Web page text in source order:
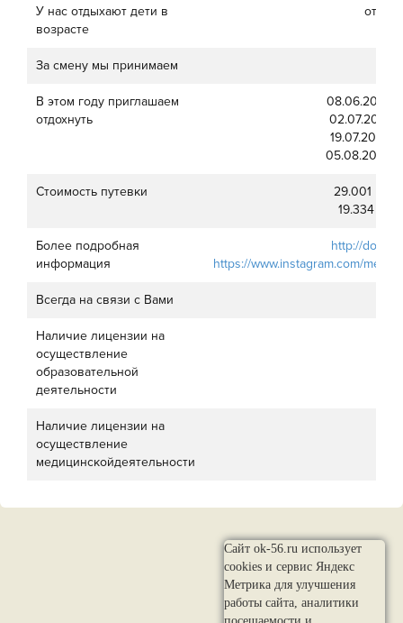
У нас отдыхают дети в
возрасте
от 6
За смену мы принимаем
В этом году приглашаем
отдохнуть
08.06.2026
02.07.2026
19.07.2026
05.08.2026
Стоимость путевки
29.001
19.334
Более подробная
информация
http://
https://www.instagram.com/
Всегда на связи с Вами
Наличие лицензии на
осуществление
образовательной
деятельности
Наличие лицензии на
осуществление
медицинскойдеятельности
Сайт ok-56.ru использует
cookies и сервис Яндекс
Метрика для улучшения
работы сайта, аналитики